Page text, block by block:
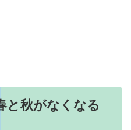
と秋がなくなる